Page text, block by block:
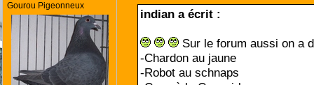
Gourou Pigeonneux
indian a écrit :
Sur le forum aussi on a
-Chardon au jaune
-Robot au schnaps